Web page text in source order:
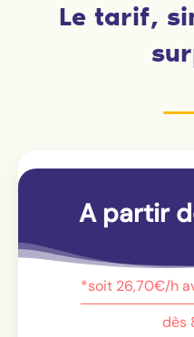
Le tarif,
A partir
*soit 26,70€/h
dès